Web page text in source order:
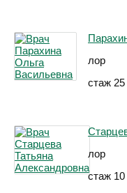
лор
стаж 25
лор
стаж 10